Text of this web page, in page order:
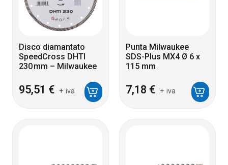
Disco diamantato
SpeedCross DHTI
230 mm – Milwaukee
95,51 € + iva
Punta Milwaukee
SDS-Plus MX4 Ø 6 x
115 mm
7,18 € + iva